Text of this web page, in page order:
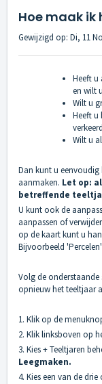
Hoe maak
Gewijzigd op: Di, 11
Heeft u
en wilt
Wilt u
Heeft u
Wilt u
Dan kunt u
aanmaken. Let op:
betreffende
U kunt ook de
aanpassen of
op de kaart kunt u
Bijvoorbeeld
Volg de
opnieuw het teeltjaar
1. Klik op de
2. Klik linksboven op
3. Kies + Teeltjaren
Leegmaken.
4. Kies een van de drie